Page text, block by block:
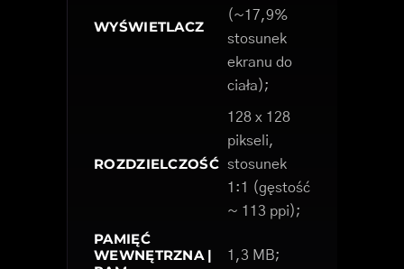
WYŚWIETLACZ
(~17,9%
stosunek
ekranu do
ciała);
ROZDZIELCZOŚĆ
128 x 128
pikseli,
stosunek
1:1 (gęstość
~ 113 ppi);
PAMIĘĆ
WEWNĘTRZNA |
1,3 MB;